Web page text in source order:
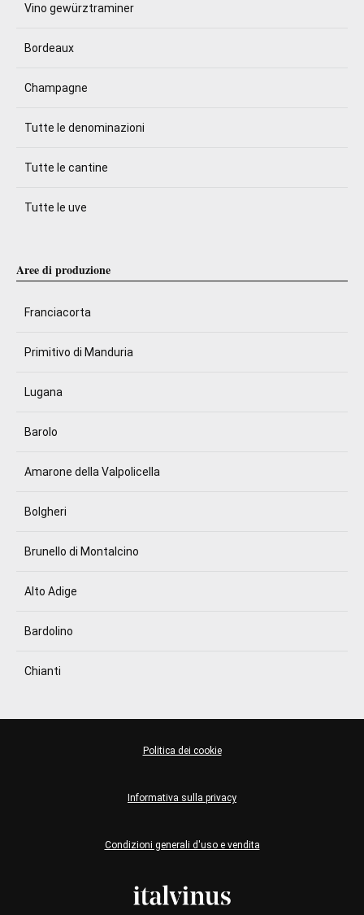
Vino gewürztraminer
Bordeaux
Champagne
Tutte le denominazioni
Tutte le cantine
Tutte le uve
Aree di produzione
Franciacorta
Primitivo di Manduria
Lugana
Barolo
Amarone della Valpolicella
Bolgheri
Brunello di Montalcino
Alto Adige
Bardolino
Chianti
Condizioni generali d'uso e vendita
Informativa sulla privacy
Politica dei cookie